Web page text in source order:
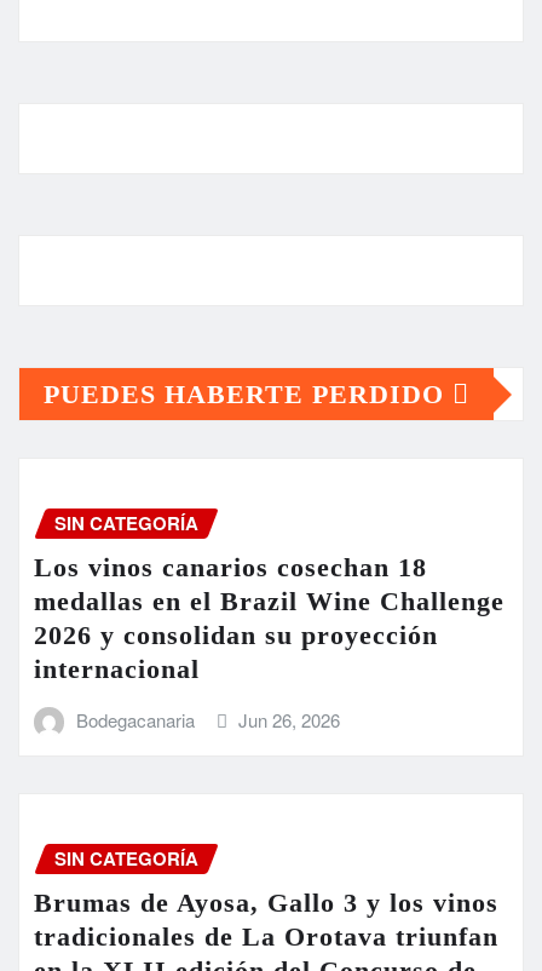
PUEDES HABERTE PERDIDO
SIN CATEGORÍA
Los vinos canarios cosechan 18
medallas en el Brazil Wine Challenge
2026 y consolidan su proyección
internacional
Bodegacanaria Jun 26, 2026
SIN CATEGORÍA
Brumas de Ayosa, Gallo 3 y los vinos
tradicionales de La Orotava triunfan